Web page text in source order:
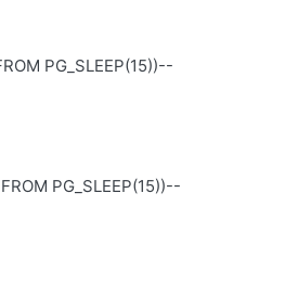
PG_SLEEP(15))--
PG_SLEEP(15))--